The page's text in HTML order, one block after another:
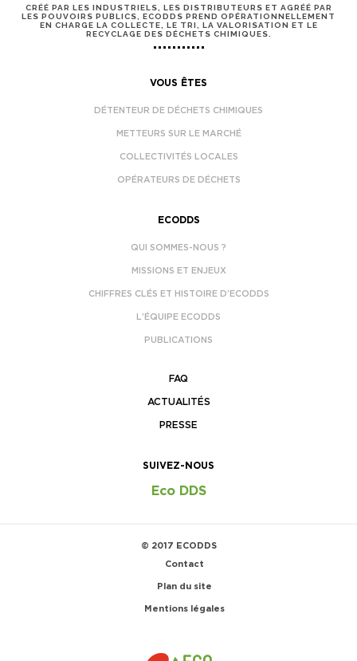
CRÉÉ PAR LES INDUSTRIELS, LES DISTRIBUTEURS ET AGRÉÉ PAR
LES POUVOIRS PUBLICS, ECODDS PREND OPÉRATIONNELLEMENT
EN CHARGE LA COLLECTE, LE TRI, LA VALORISATION ET LE
RECYCLAGE DES DÉCHETS CHIMIQUES.
VOUS ÊTES
DÉTENTEUR DE DÉCHETS CHIMIQUES
METTEURS SUR LE MARCHÉ
COLLECTIVITÉS LOCALES
OPÉRATEURS DE DÉCHETS
ECODDS
QUI SOMMES-NOUS ?
MISSIONS ET ENJEUX
CHIFFRES CLÉS ET HISTOIRE D’ECODDS
L’ÉQUIPE ECODDS
PUBLICATIONS
FAQ
ACTUALITÉS
PRESSE
SUIVEZ-NOUS
Eco DDS
© 2017 ECODDS
Contact
Plan du site
Mentions légales